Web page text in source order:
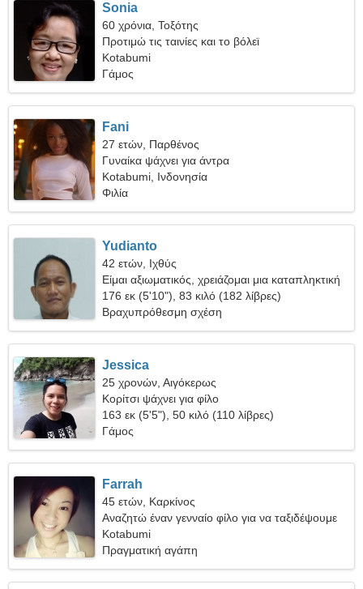
Sonia
60 χρόνια, Τοξότης
Προτιμώ τις ταινίες και το βόλεϊ
Kotabumi
Γάμος
Fani
27 ετών, Παρθένος
Γυναίκα ψάχνει για άντρα
Kotabumi, Ινδονησία
Φιλία
Yudianto
42 ετών, Ιχθύς
Είμαι αξιωματικός, χρειάζομαι μια καταπληκτική
γυναίκα
176 εκ (5'10"), 83 κιλό (182 λίβρες)
Βραχυπρόθεσμη σχέση
Jessica
25 χρονών, Αιγόκερως
Κορίτσι ψάχνει για φίλο
163 εκ (5'5"), 50 κιλό (110 λίβρες)
Γάμος
Farrah
45 ετών, Καρκίνος
Αναζητώ έναν γενναίο φίλο για να ταξιδέψουμε
μαζί
Kotabumi
Πραγματική αγάπη